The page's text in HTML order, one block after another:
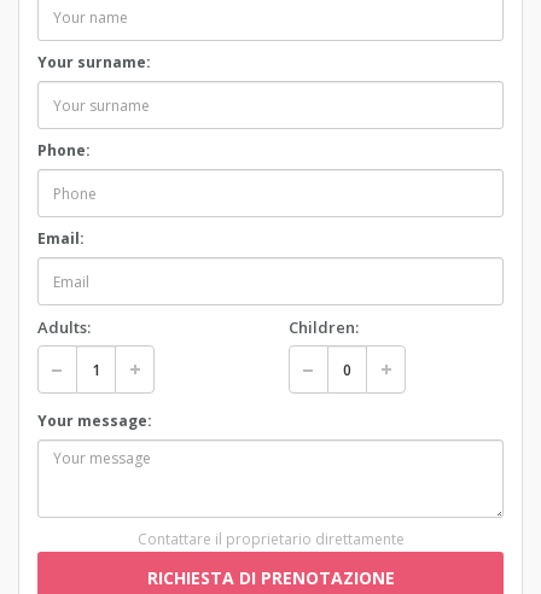
Your surname:
Phone:
Email:
Adults: Children:
Your message:
Contattare il proprietario direttamente
RICHIESTA DI PRENOTAZIONE